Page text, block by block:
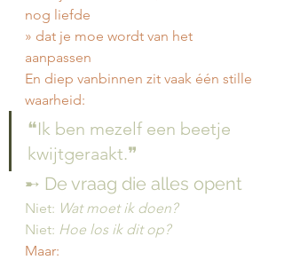
nog liefde
» dat je moe wordt van het
aanpassen
En diep vanbinnen zit vaak één stille
waarheid:
❝Ik ben mezelf een beetje
kwijtgeraakt.❞
➸ De vraag die alles opent
Niet: Wat moet ik doen?
Niet: Hoe los ik dit op?
Maar: